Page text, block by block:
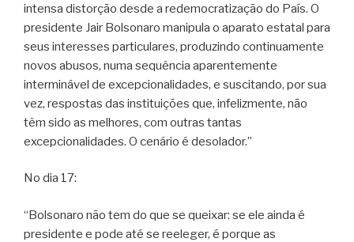
intensa distorção desde a redemocratização do País. O
presidente Jair Bolsonaro manipula o aparato estatal para
seus interesses particulares, produzindo continuamente
novos abusos, numa sequência aparentemente
interminável de excepcionalidades, e suscitando, por sua
vez, respostas das instituições que, infelizmente, não
têm sido as melhores, com outras tantas
excepcionalidades. O cenário é desolador.”
No dia 17:
“Bolsonaro não tem do que se queixar: se ele ainda é
presidente e pode até se reeleger, é porque as